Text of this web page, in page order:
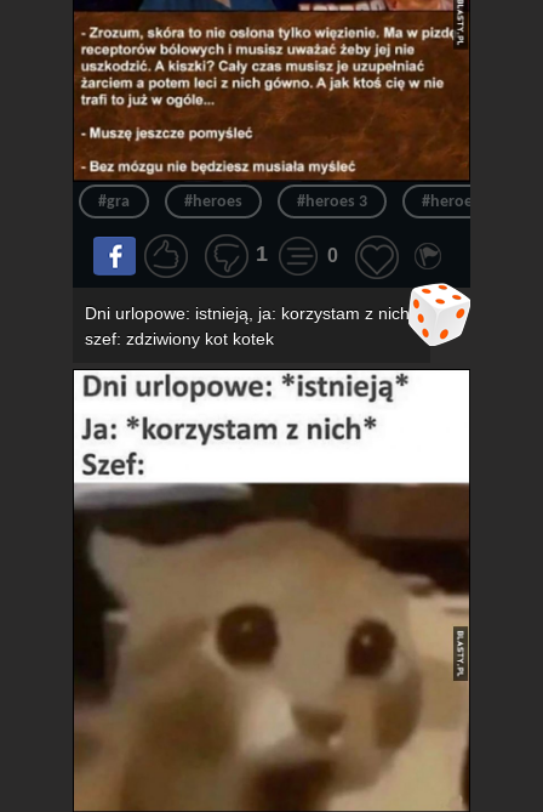
#gra #heroes #heroes 3 #heroes of
1 0
Dni urlopowe: istnieją, ja: korzystam z nich,
szef: zdziwiony kot kotek